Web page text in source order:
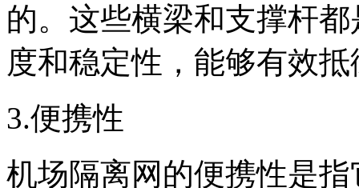
的。这些横梁和支撑杆
度和稳定性，能够有效
3.便携性
机场隔离网的便携性是